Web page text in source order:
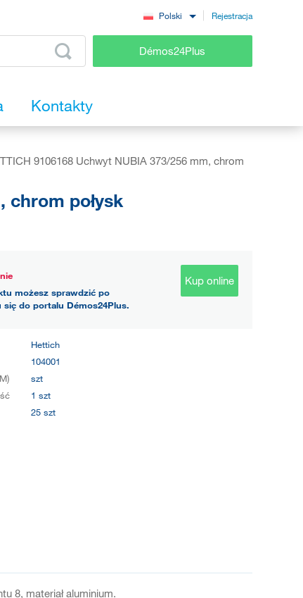
Polski Rejestracja
Démos24Plus
Kontakty
9106168 Uchwyt NUBIA 373/256 mm, chrom
chrom połysk
możesz sprawdzić po
się do portalu Démos24Plus.
Kup online
Hettich
104001
szt
1 szt
25 szt
8, materiał aluminium.